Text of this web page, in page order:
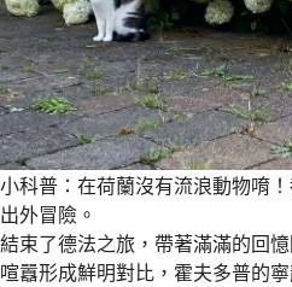
小科普：在荷蘭沒有流浪動物唷
出外冒險。
結束了德法之旅，帶著滿滿的回
喧囂形成鮮明對比，霍夫多普的